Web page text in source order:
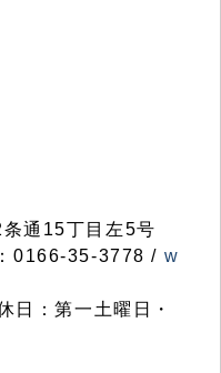
通15丁目左5号
0166-35-3778 / w
日：第一土曜日・